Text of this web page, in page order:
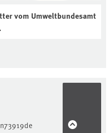
vom Umweltbundesamt